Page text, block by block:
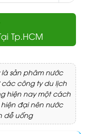
Tp.HCM
sản phâm nước
công ty du lịch
hiện nay một cách
đại nên nước
dễ uống